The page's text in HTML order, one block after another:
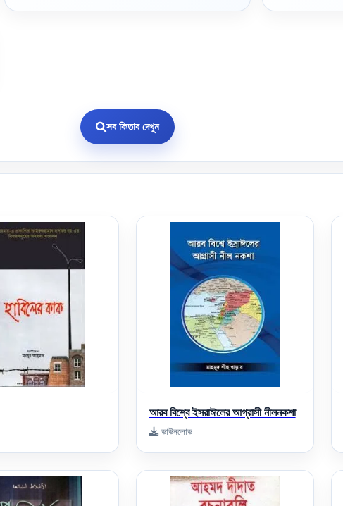
সব কিতাব দেখুন
আরব বিশ্বে ইসরাঈলের আগ্রাসী নীলনকশা
ডাউনলোড